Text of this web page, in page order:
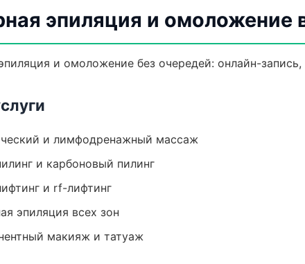
эпиляция и омоложение
и омоложение без очередей: онлайн-
и лимфодренажный массаж
и карбоновый пилинг
и rf-лифтинг
эпиляция всех зон
макияж и татуаж